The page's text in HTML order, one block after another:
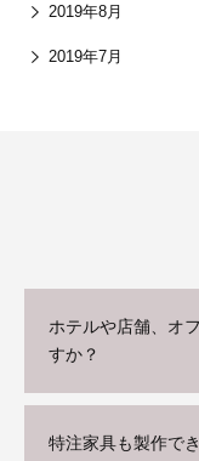
2019年8月
2019年7月
ホテルや店舗、オ
すか？
特注家具も製作で